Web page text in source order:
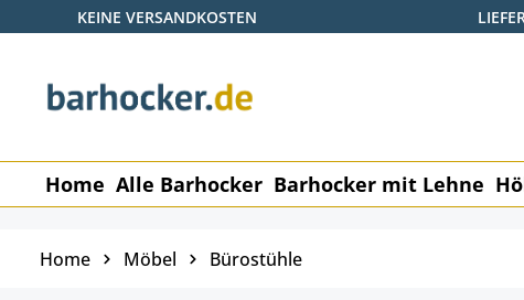
Hauptinhalt springen
Zur Suche springen
Zur Hauptnavigation springen
KEINE VERSANDKOSTEN
Home Alle Barhocker Barhocker mit Lehne
Home Möbel Bürostühle